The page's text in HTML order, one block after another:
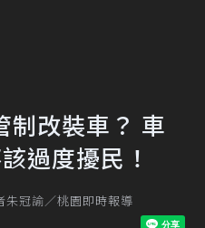
制改裝車？ 車
過度擾民！
朱冠諭／桃園即時報導